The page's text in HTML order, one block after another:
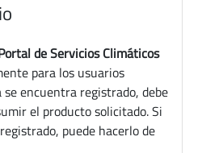
de Servicios Climáticos
para los usuarios
se encuentra registrado, debe
el producto solicitado. Si
puede hacerlo de